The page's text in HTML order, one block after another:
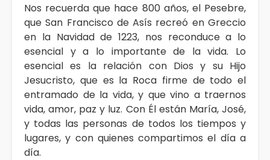
Nos recuerda que hace 800 años, el Pesebre,
que San Francisco de Asís recreó en Greccio
en la Navidad de 1223, nos reconduce a lo
esencial y a lo importante de la vida. Lo
esencial es la relación con Dios y su Hijo
Jesucristo, que es la Roca firme de todo el
entramado de la vida, y que vino a traernos
vida, amor, paz y luz. Con Él están María, José,
y todas las personas de todos los tiempos y
lugares, y con quienes compartimos el día a
día.